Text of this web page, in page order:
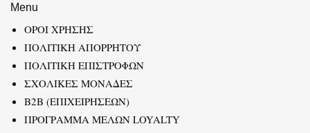
Menu
ΟΡΟΙ ΧΡΗΣΗΣ
ΠΟΛΙΤΙΚΗ ΑΠΟΡΡΗΤΟΥ
ΠΟΛΙΤΙΚΗ ΕΠΙΣΤΡΟΦΩΝ
ΣΧΟΛΙΚΕΣ ΜΟΝΑΔΕΣ
B2B (ΕΠΙΧΕΙΡΗΣΕΩΝ)
ΠΡΟΓΡΑΜΜΑ ΜΕΛΩΝ LOYALTY